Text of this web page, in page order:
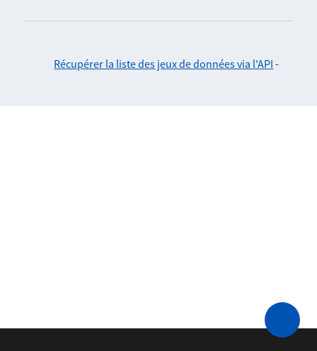
Récupérer la liste des jeux de données via l'API -